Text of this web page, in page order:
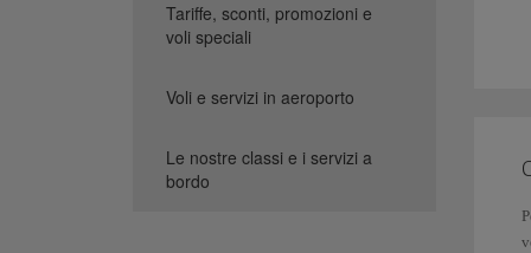
Tariffe, sconti, promozioni e
voli speciali
Voli e servizi in aeroporto
Le nostre classi e i servizi a
bordo